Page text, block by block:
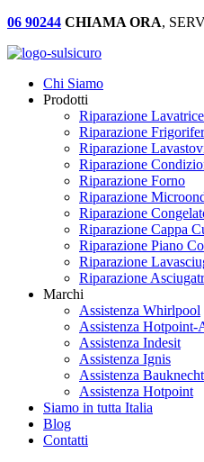
06 90244 CHIAMA ORA,
Chi Siamo
Prodotti
Riparazione Lavatrice
Riparazione
Riparazione
Riparazione
Riparazione Forno
Riparazione
Riparazione
Riparazione Cappa
Riparazione Piano
Riparazione
Riparazione
Marchi
Assistenza Whirlpool
Assistenza Hotpoint-
Assistenza Indesit
Assistenza Ignis
Assistenza Bauknecht
Assistenza Hotpoint
Siamo in tutta Italia
Blog
Contatti